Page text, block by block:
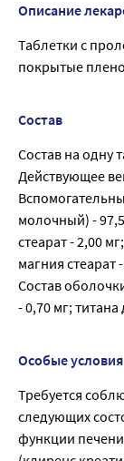
Описание
Таблетки с
покрытые
Состав
Состав на одну
Действующее
молочный) -
стеарат - 2,00
магния стеарат
Состав
- 0,70 мг;
Особые условия
Требуется
следующих
функции